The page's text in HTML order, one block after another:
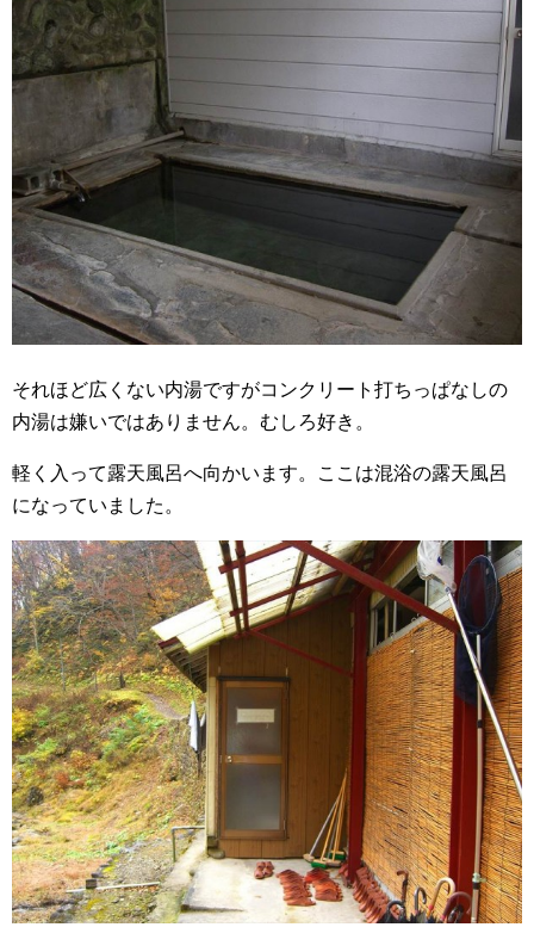
それほど広くない内湯ですがコンクリート打ちっぱなしの
内湯は嫌いではありません。むしろ好き。
軽く入って露天風呂へ向かいます。ここは混浴の露天風呂
になっていました。